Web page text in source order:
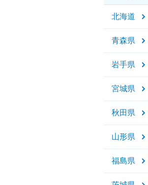
北海道
青森県
岩手県
宮城県
秋田県
山形県
福島県